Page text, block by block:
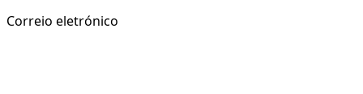
Correio eletrónico